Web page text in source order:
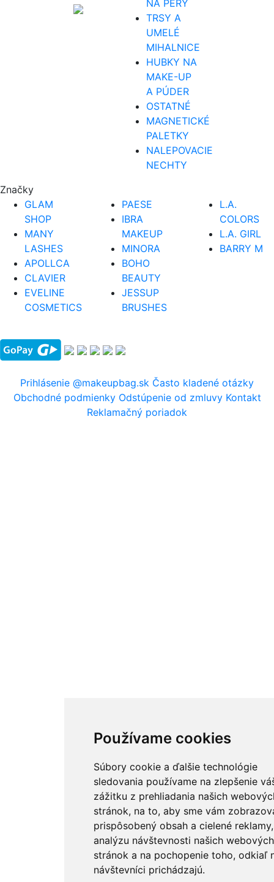
Používame cookies
Súbory cookie a ďalšie technológie
sledovania používame na zlepšenie
zážitku z prehliadania našich
stránok, na to, aby sme vám
prispôsobený obsah a cielené
analýzu návštevnosti našich webových
stránok a na pochopenie toho, odkiaľ
návštevníci prichádzajú.
NA PERY
TRSY A
UMELÉ
MIHALNICE
HUBKY NA
MAKE-UP
A PÚDER
OSTATNÉ
MAGNETICKÉ
PALETKY
NALEPOVACIE
NECHTY
Značky
GLAM
SHOP
MANY
LASHES
APOLLCA
CLAVIER
EVELINE
COSMETICS
PAESE
IBRA
MAKEUP
MINORA
BOHO
BEAUTY
JESSUP
BRUSHES
L.A.
COLORS
L.A. GIRL
BARRY M
Prihlásenie @makeupbag.sk Často kladené otázky
Obchodné podmienky Odstúpenie od zmluvy Kontakt
Reklamačný poriadok